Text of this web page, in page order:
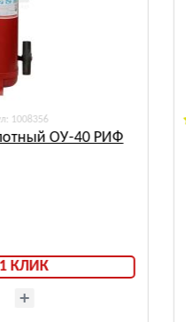
: 1008356
ОУ-40 РИФ
КЛИК